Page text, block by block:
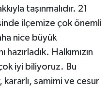
taşınmalıdır. 21
ilçemize çok önemli
nice büyük
Halkımızın
iyi biliyoruz. Bu
samimi ve cesur